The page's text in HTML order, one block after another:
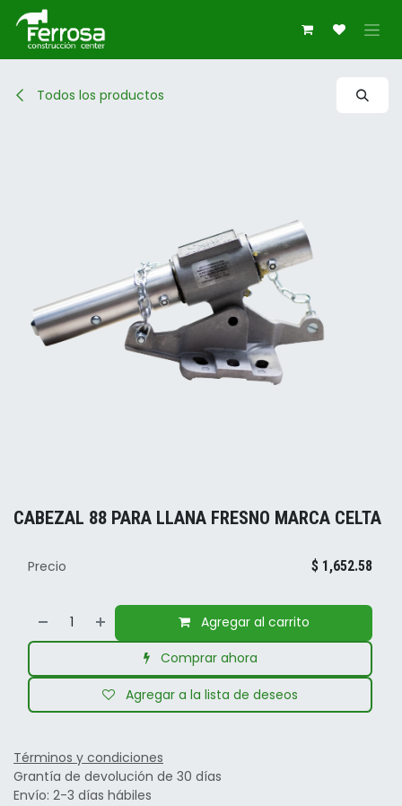
Ir al contenido
Todos los productos
CABEZAL 88 PARA LLANA FRESNO MARCA CELTA
Agregar al carrito
Comprar ahora
Agregar a la lista de deseos
Precio $ 1,652.58
Términos y condiciones
Grantía de devolución de 30 días
Envío: 2-3 días hábiles